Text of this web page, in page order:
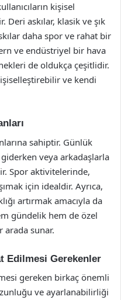
kişisel
askılar, klasik ve şık
daha spor ve rahat bir
ve endüstriyel bir hava
de oldukça çeşitlidir.
ve kendi
sahiptir. Günlük
giderken veya arkadaşlarla
Spor aktivitelerinde,
için idealdir. Ayrıca,
artırmak amacıyla da
gündelik hem de özel
arada sunar.
Edilmesi Gerekenler
gereken birkaç önemli
ve ayarlanabilirliği